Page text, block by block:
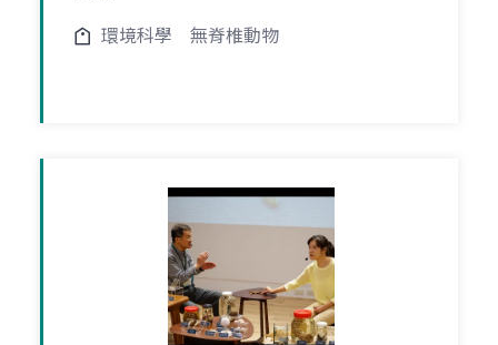
環境科學 無脊椎動物